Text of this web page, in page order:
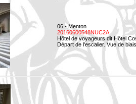
06 - Menton
20160600548NUC2A
Hôtel de voyageurs dit Hôtel
Départ de l'escalier. Vue de